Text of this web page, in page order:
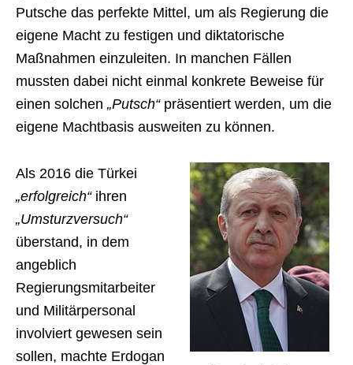
Putsche das perfekte Mittel, um als Regierung die
eigene Macht zu festigen und diktatorische
Maßnahmen einzuleiten. In manchen Fällen
mussten dabei nicht einmal konkrete Beweise für
einen solchen „Putsch“präsentiert werden, um die
eigene Machtbasis ausweiten zu können.
Als 2016 die Türkei
„erfolgreich“ihren
„Umsturzversuch“
überstand, in dem
angeblich
Regierungsmitarbeiter
und Militärpersonal
involviert gewesen sein
sollen, machte Erdogan